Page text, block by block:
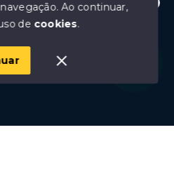
disponíveis para te ajudar.
Rio das Ostras, Creci 10675-
Ao continuar,
de cookies.